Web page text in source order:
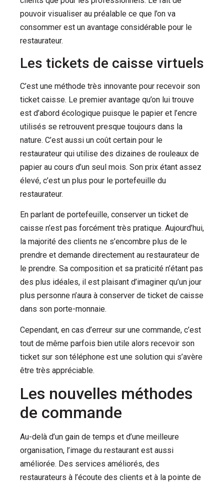
pouvoir visualiser au préalable ce que l’on va
consommer est un avantage considérable pour le
restaurateur.
Les tickets de caisse virtuels
C’est une méthode très innovante pour recevoir son
ticket caisse. Le premier avantage qu’on lui trouve
est d’abord écologique puisque le papier et l’encre
utilisés se retrouvent presque toujours dans la
nature. C’est aussi un coût certain pour le
restaurateur qui utilise des dizaines de rouleaux de
papier au cours d’un seul mois. Son prix étant assez
élevé, c’est un plus pour le portefeuille du
restaurateur.
En parlant de portefeuille, conserver un ticket de
caisse n’est pas forcément très pratique. Aujourd’hui,
la majorité des clients ne s’encombre plus de le
prendre et demande directement au restaurateur de
le prendre. Sa composition et sa praticité n’étant pas
des plus idéales, il est plaisant d’imaginer qu’un jour
plus personne n’aura à conserver de ticket de caisse
dans son porte-monnaie.
Cependant, en cas d’erreur sur une commande, c’est
tout de même parfois bien utile alors recevoir son
ticket sur son téléphone est une solution qui s’avère
être très appréciable.
Les nouvelles méthodes
de commande
Au-delà d’un gain de temps et d’une meilleure
organisation, l’image du restaurant est aussi
améliorée. Des services améliorés, des
restaurateurs à l’écoute des clients et à la pointe de